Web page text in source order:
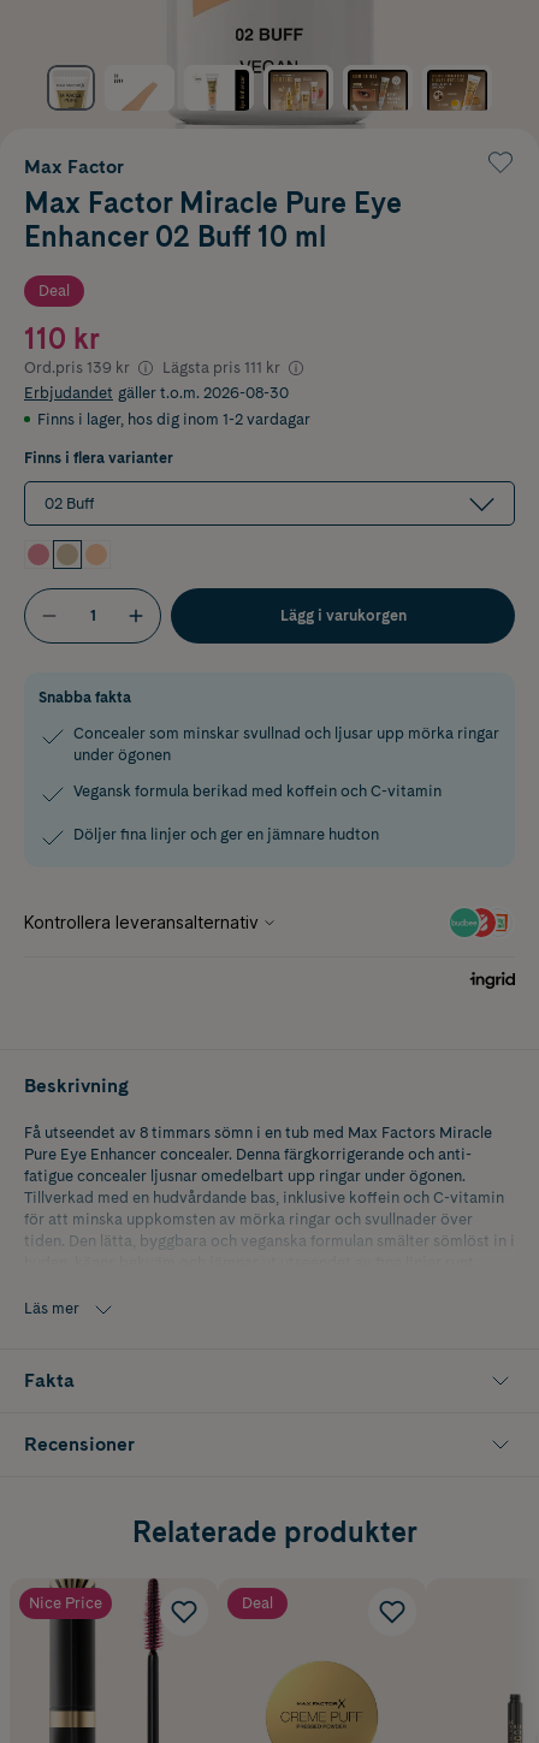
Max Factor
Max Factor Miracle Pure Eye
Enhancer 02 Buff 10 ml
Deal
110 kr
Ord.pris 139 kr Lägsta pris 111 kr
Erbjudandet gäller t.o.m. 2026-08-30
Finns i lager, hos dig inom 1-2 vardagar
Finns i flera varianter
02 Buff
Lägg i varukorgen
Snabba fakta
Concealer som minskar svullnad och ljusar upp mörka ringar
under ögonen
Vegansk formula berikad med koffein och C-vitamin
Döljer fina linjer och ger en jämnare hudton
Beskrivning
Få utseendet av 8 timmars sömn i en tub med Max Factors Miracle
Pure Eye Enhancer concealer. Denna färgkorrigerande och anti-
fatigue concealer ljusnar omedelbart upp ringar under ögonen.
Tillverkad med en hudvårdande bas, inklusive koffein och C-vitamin
för att minska uppkomsten av mörka ringar och svullnader över
tiden. Den lätta, byggbara och veganska formulan smälter sömlöst in i
området under ögonen.
Läs mer
Fakta
Recensioner
Relaterade produkter
Nice Price Deal